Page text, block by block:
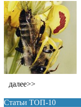
далее>>
Статьи ТОП-10